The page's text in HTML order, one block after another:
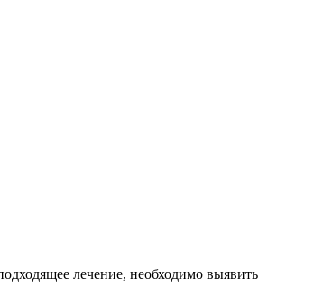
лечение, необходимо выявить